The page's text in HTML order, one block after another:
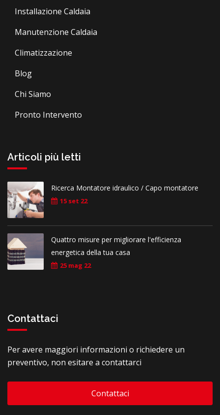
Installazione Caldaia
Manutenzione Caldaia
Climatizzazione
Blog
Chi Siamo
Pronto Intervento
Articoli più letti
Ricerca Montatore idraulico / Capo montatore
15 set 22
Quattro misure per migliorare l'efficienza
energetica della tua casa
25 mag 22
Contattaci
Per avere maggiori informazioni o richiedere un
preventivo, non esitare a contattarci
Contattaci